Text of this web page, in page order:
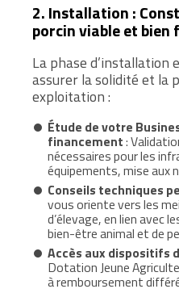
2. Installation :
porcin viable et bien
La phase
assurer la solidité et la
exploitation :
Étude de votre
financement:
nécessaires pour les
équipements, mise aux
Conseils techniques
vous oriente vers les
d’élevage, en lien avec
bien-être animal et de
Accès aux dispositifs
Dotation Jeune
à remboursement